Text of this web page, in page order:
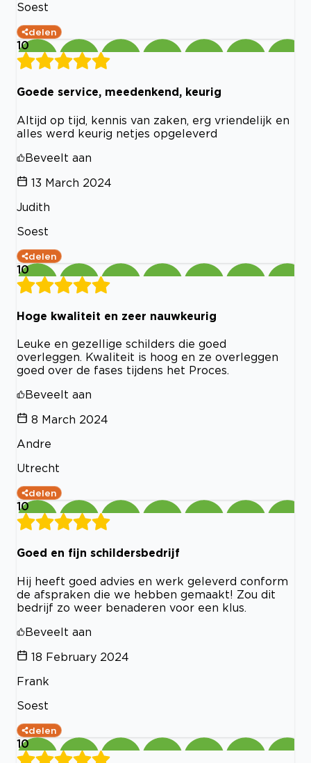
Soest
delen
10
Goede service, meedenkend, keurig
Altijd op tijd, kennis van zaken, erg vriendelijk en
alles werd keurig netjes opgeleverd
Beveelt aan
13 March 2024
Judith
Soest
delen
10
Hoge kwaliteit en zeer nauwkeurig
Leuke en gezellige schilders die goed
overleggen. Kwaliteit is hoog en ze overleggen
goed over de fases tijdens het Proces.
Beveelt aan
8 March 2024
Andre
Utrecht
delen
10
Goed en fijn schildersbedrijf
Hij heeft goed advies en werk geleverd conform
de afspraken die we hebben gemaakt! Zou dit
bedrijf zo weer benaderen voor een klus.
Beveelt aan
18 February 2024
Frank
Soest
delen
10